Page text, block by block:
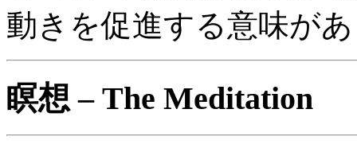
動きを促進する意味が
瞑想 – The Meditation